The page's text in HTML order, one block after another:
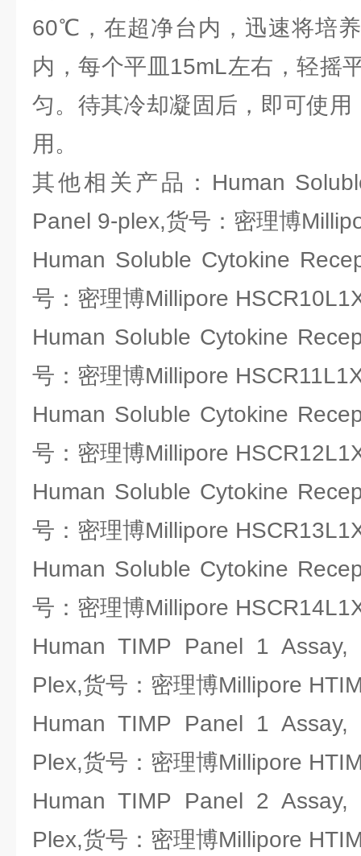
60℃，在超净台内，迅速将培
内，每个平皿15mL左右，轻摇
匀。待其冷却凝固后，即可使
用。
其他相关产品：Human
Panel 9-plex,货号：密理博
Human Soluble Cytokine
号：密理博Millipore
Human Soluble Cytokine
号：密理博Millipore
Human Soluble Cytokine
号：密理博Millipore
Human Soluble Cytokine
号：密理博Millipore
Human Soluble Cytokine
号：密理博Millipore
Human TIMP Panel 1 Assay,
Plex,货号：密理博Millipore
Human TIMP Panel 1 Assay,
Plex,货号：密理博Millipore
Human TIMP Panel 2 Assay,
Plex,货号：密理博Millipore